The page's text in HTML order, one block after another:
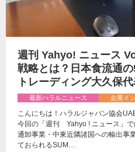
週刊 Yahyo! ニュース
戦略とは？日本食流通
トレーディング大久保
最新ハラルニュース 企業イ
こんにちは！ハラルジャパン協会
今回の「週刊 Yahyo ! ニュース」
通卸事業・中東近隣諸国への輸出事
ておられるSUM…